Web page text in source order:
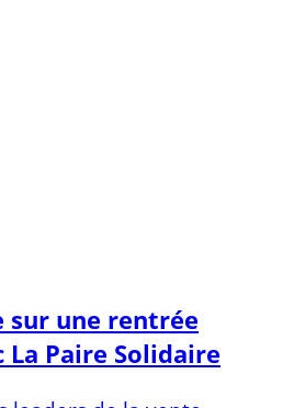
sur une rentrée
La Paire Solidaire